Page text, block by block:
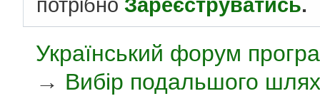
потрібно Зареєструватись.
Український форум
→ Вибір подальшого